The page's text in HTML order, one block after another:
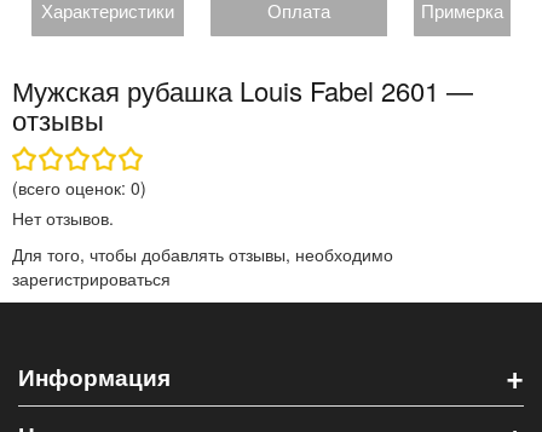
Характеристики Оплата Примерка
Мужская рубашка Louis Fabel 2601 —
отзывы
(всего оценок: 0)
Нет отзывов.
Для того, чтобы добавлять отзывы, необходимо
зарегистрироваться
Информация +